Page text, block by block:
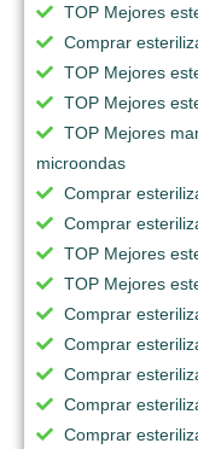
TOP Mejores
Comprar
TOP Mejores
TOP Mejores
TOP Mejores
microondas
Comprar
Comprar
TOP Mejores
TOP Mejores
Comprar
Comprar
Comprar
Comprar
Comprar